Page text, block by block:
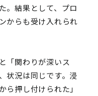
。結果として、プロ
からも受け入れられ
「関わりが深いス
状況は同じです。浸
ら押し付けられた」